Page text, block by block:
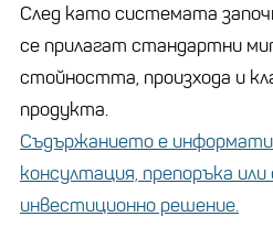
След като системата
се прилагат стандартни
стойността, произхода и
продукта.
Съдържанието е
консултация, препоръка
инвестиционно решение.